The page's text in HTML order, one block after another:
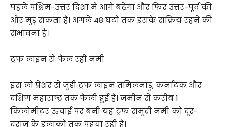
पहले पश्चिम-उत्तर दिशा में आगे बढ़ेगा और फिर उत्तर-पूर्व की
ओर मुड़ सकता है। अगले 48 घंटों तक इसके सक्रिय रहने की
संभावना है।
ट्रफ लाइन से फैल रही नमी
इस लो प्रेशर से जुड़ी ट्रफ लाइन तमिलनाडु, कर्नाटक और
दक्षिण महाराष्ट्र तक फैली हुई है। जमीन से करीब 1
किलोमीटर ऊंचाई पर बनी यह ट्रफ समुद्री नमी को दूर-
दराज के इलाकों तक पहुंचा रही है।